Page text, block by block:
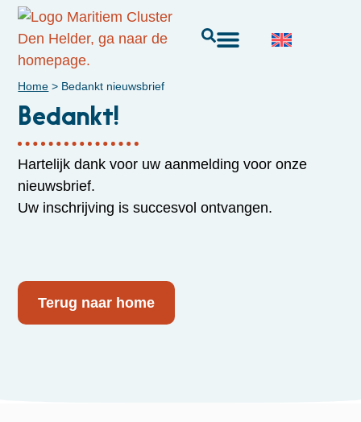
Home > Bedankt nieuwsbrief
Bedankt!
Hartelijk dank voor uw aanmelding voor onze
nieuwsbrief.
Uw inschrijving is succesvol ontvangen.
Terug naar home